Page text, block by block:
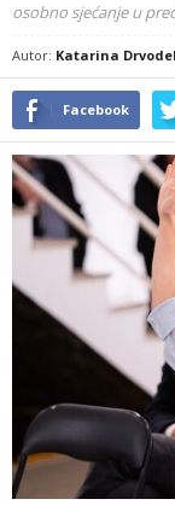
osobno sjećanje u
Autor: Katarina
Facebook